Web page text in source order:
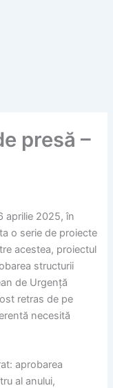
presă –
aprilie 2025, în
o serie de proiecte
acestea, proiectul
structurii
de Urgență
retras de pe
necesită
aprobarea
al anului,